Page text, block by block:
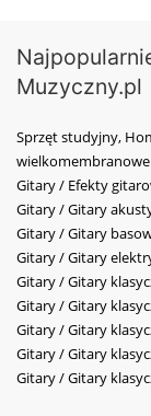
Muzyczny.pl
Sprzęt studyjny,
wielkomembranowe
Gitary / Efekty
Gitary / Gitary
Gitary / Gitary
Gitary / Gitary
Gitary / Gitary
Gitary / Gitary
Gitary / Gitary
Gitary / Gitary
Gitary / Gitary